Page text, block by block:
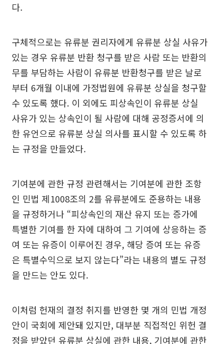
다.
구체적으로는 유류분 권리자에게 유류분 상실 사유가
있는 경우 유류분 반환 청구를 받은 사람 또는 반환의
무를 부담하는 사람이 유류분 반환청구를 받은 날로
부터 6개월 이내에 가정법원에 유류분 상실을 청구할
수 있도록 했다. 이 외에도 피상속인이 유류분 상실
사유가 있는 상속인이 될 사람에 대해 공정증서에 의
한 유언으로 유류분 상실 의사를 표시할 수 있도록 하
는 규정을 만들었다.
기여분에 관한 규정 관련해서는 기여분에 관한 조항
인 민법 제1008조의 2를 유류분에도 준용하는 내용
을 규정하거나 “피상속인의 재산 유지 또는 증가에
특별한 기여를 한 자에 대하여 그 기여에 상응하는 증
여 또는 유증이 이루어진 경우, 해당 증여 또는 유증
은 특별수익으로 보지 않는다”라는 내용의 별도 규정
을 만드는 안도 있다.
이처럼 헌재의 결정 취지를 반영한 몇 개의 민법 개정
안이 국회에 제안돼 있지만, 대부분 직접적인 위헌 결
정을 받았던 유류분 상실에 관한 내용, 기여분에 관한